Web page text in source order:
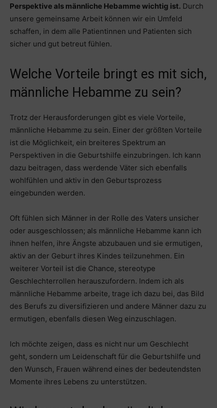
Perspektive als männliche Hebamme wichtig ist. Durch
unsere gemeinsame Arbeit können wir ein Umfeld
schaffen, in dem alle Patientinnen und Patienten sich
sicher und gut betreut fühlen.
Welche Vorteile bringt es mit sich,
männliche Hebamme zu sein?
Trotz der Herausforderungen gibt es viele Vorteile,
männliche Hebamme zu sein. Einer der größten Vorteile
ist die Möglichkeit, ein breiteres Spektrum an
Perspektiven in die Geburtshilfe einzubringen. Ich kann
dazu beitragen, dass werdende Väter sich ebenfalls
wohlfühlen und aktiv in den Geburtsprozess
eingebunden werden.
Oft fühlen sich Männer in der Rolle des Vaters unsicher
oder ausgeschlossen; als männliche Hebamme kann ich
ihnen helfen, ihre Ängste abzubauen und sie ermutigen,
aktiv an der Geburt ihres Kindes teilzunehmen. Ein
weiterer Vorteil ist die Chance, stereotype
Geschlechterrollen herauszufordern. Indem ich als
männliche Hebamme arbeite, trage ich dazu bei, das Bild
des Berufs zu diversifizieren und andere Männer dazu zu
ermutigen, ebenfalls diesen Weg einzuschlagen.
Ich möchte zeigen, dass es nicht nur um Geschlecht
geht, sondern um Leidenschaft für die Geburtshilfe und
den Wunsch, Frauen während eines der bedeutendsten
Momente ihres Lebens zu unterstützen.